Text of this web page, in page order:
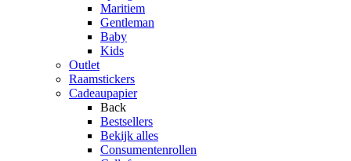
Maritiem
Gentleman
Baby
Kids
Outlet
Raamstickers
Cadeaupapier
Back
Bestsellers
Bekijk alles
Consumentenrollen